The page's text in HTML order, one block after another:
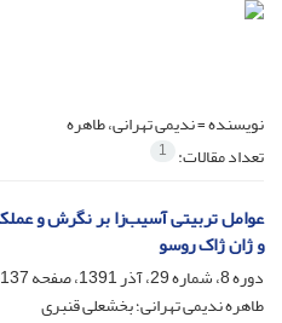
نویسنده =ندیمی تهرانی، طاهره
تعداد مقالات: 1
و ژان ژاک روسو
دوره 8، شماره 29، آذر 1391، صفحه
137-166
طاهره ندیمی تهرانی؛ بخشعلی قنبری